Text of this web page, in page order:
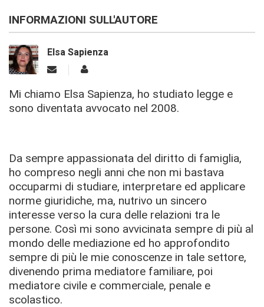
INFORMAZIONI SULL'AUTORE
Elsa Sapienza
Mi chiamo Elsa Sapienza, ho studiato legge e
sono diventata avvocato nel 2008.
Da sempre appassionata del diritto di famiglia,
ho compreso negli anni che non mi bastava
occuparmi di studiare, interpretare ed applicare
norme giuridiche, ma, nutrivo un sincero
interesse verso la cura delle relazioni tra le
persone. Così mi sono avvicinata sempre di più al
mondo delle mediazione ed ho approfondito
sempre di più le mie conoscenze in tale settore,
divenendo prima mediatore familiare, poi
mediatore civile e commerciale, penale e
scolastico.